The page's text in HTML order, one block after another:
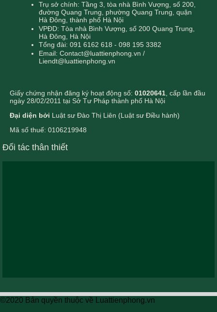
Trụ sở chính: Tầng 3, tòa nhà Bình Vượng, số 200,
đường Quang Trung, phường Quang Trung, quận
Hà Đông, thành phố Hà Nội
VPĐD: Tòa nhà Bình Vượng, số 200 Quang Trung,
Hà Đông, Hà Nội
Tổng đài: 091 6162 618 - 098 195 3382
Email: Contact@luattienphong.vn /
Liendt@luattienphong.vn
Giấy chứng nhận đăng ký hoạt động số: 01020641 , cấp lần đầu
ngày 28/02/2011 tại Sở Tư Pháp thành phố Hà Nội
Đại diện bởi Luật sư Đào Thị Liên (Luật sư Điều hành)
Mã số thuế: 0106219948
Đối tác thân thiết
©2020 Bản quyền thuộc về Luattienphong.vn